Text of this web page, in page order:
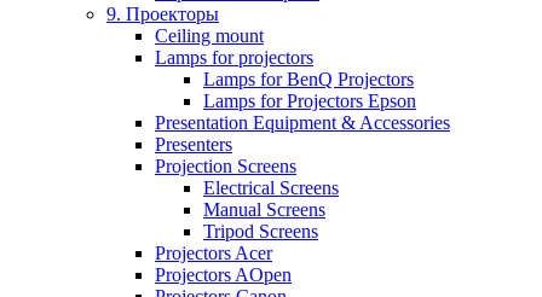
9. Проекторы
Ceiling mount
Lamps for projectors
Lamps for BenQ Projectors
Lamps for Projectors Epson
Presentation Equipment & Accessories
Presenters
Projection Screens
Electrical Screens
Manual Screens
Tripod Screens
Projectors Acer
Projectors AOpen